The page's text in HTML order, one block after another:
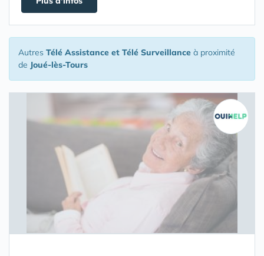
Autres Télé Assistance et Télé Surveillance à proximité
de Joué-lès-Tours